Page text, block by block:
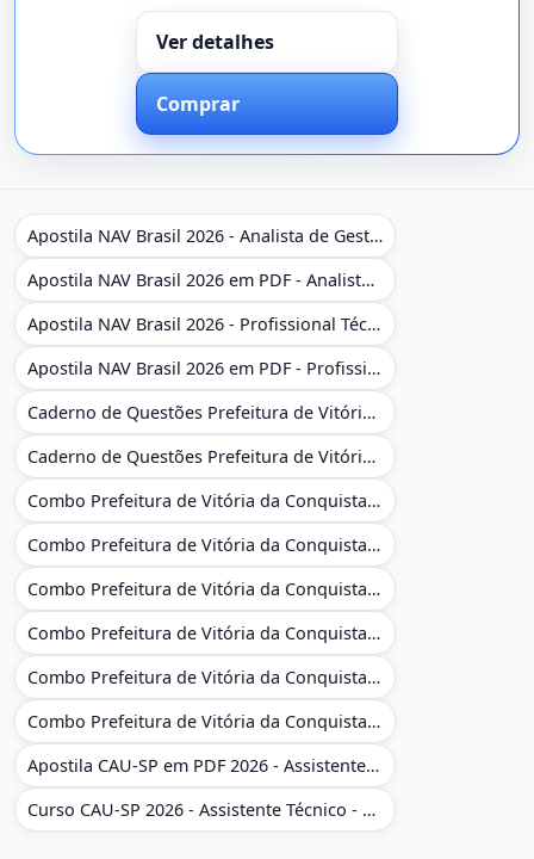
Ver detalhes
Comprar
Apostila NAV Brasil 2026 - Analista de Gestão
Apostila NAV Brasil 2026 em PDF - Analista de Gestão
Apostila NAV Brasil 2026 - Profissional Técnico de Navegação Aérea - Operador de Torre de Controle
Apostila NAV Brasil 2026 em PDF - Profissional Técnico de Navegação Aérea - Operador de Torre de Controle
Caderno de Questões Prefeitura de Vitória da Conquista - BA - Conhecimentos Gerais - 450 Questões Gabaritadas
Caderno de Questões Prefeitura de Vitória da Conquista em PDF - BA - Conhecimentos Gerais - 450 Questões Gabaritadas
Combo Prefeitura de Vitória da Conquista - BA 2026 - Monitor Escolar (Educação Infantil e Cobertura das AC'S)
Combo Prefeitura de Vitória da Conquista - BA 2026 - Monitor Escolar (Educação Infantil e Cobertura das AC'S)
Combo Prefeitura de Vitória da Conquista - BA 2026 - Monitor Escolar (Suporte às Crianças com Deficiência)
Combo Prefeitura de Vitória da Conquista - BA 2026 - Monitor Escolar (Suporte às Crianças com Deficiência)
Combo Prefeitura de Vitória da Conquista - BA 2026 - Pedagogo - Zona Urbana e/ou Rural
Combo Prefeitura de Vitória da Conquista - BA 2026 - Pedagogo - Zona Urbana e/ou Rural
Apostila CAU-SP em PDF 2026 - Assistente Técnico - Administrativo
Curso CAU-SP 2026 - Assistente Técnico - Administrativo e Administrativo Regional